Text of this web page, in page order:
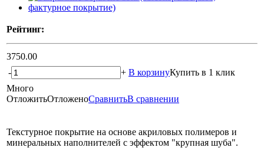
Рейтинг:
3750.00
-
+ В корзинуКупить в 1 клик
Много
ОтложитьОтложеноСравнитьВ сравнении
Текстурное покрытие на основе акриловых полимеров и
минеральных наполнителей с эффектом "крупная шуба".